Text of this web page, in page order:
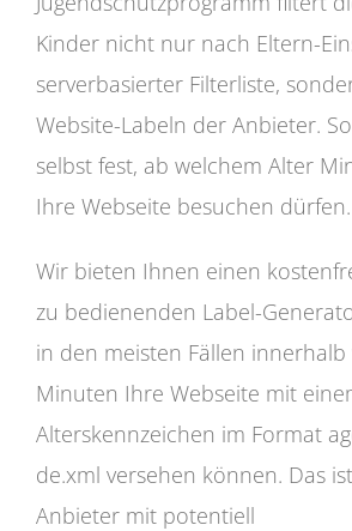
Kinder nicht nur nach Eltern-
serverbasierter Filterliste,
Website-Labeln der Anbieter.
selbst fest, ab welchem Alter
Ihre Webseite besuchen dürfen.
Wir bieten Ihnen einen
zu bedienenden Label-
in den meisten Fällen innerhalb
Minuten Ihre Webseite mit
Alterskennzeichen im Format
de.xml versehen können. Das
Anbieter mit potentiell